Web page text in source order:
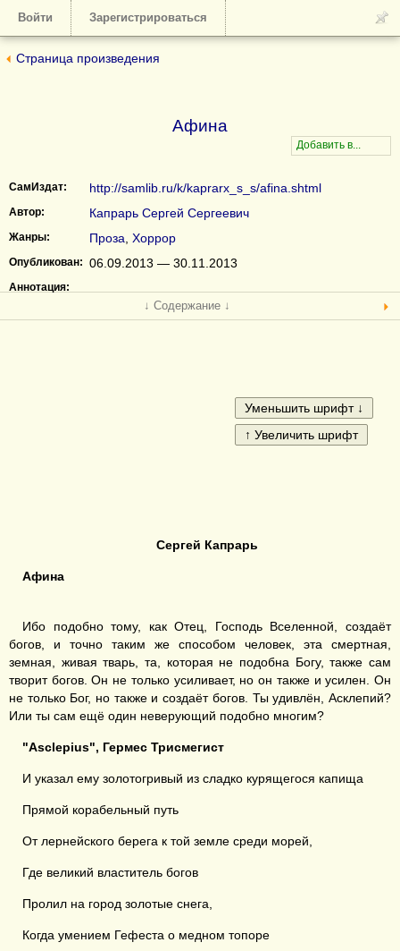
Войти Зарегистрироваться
Страница произведения
Афина
СамИздат: http://samlib.ru/k/kaprarx_s_s/afina.shtml
Автор: Капрарь Сергей Сергеевич
Жанры: Проза Хоррор
Опубликован: 06.09.2013 — 30.11.2013
Аннотация:
↓ Содержание ↓
Сергей Капрарь
Афина
Ибо подобно тому, как Отец, Господь Вселенной, создаёт
богов, и точно таким же способом человек, эта смертная,
земная, живая тварь, та, которая не подобна Богу, также сам
творит богов. Он не только усиливает, но он также и усилен. Он
не только Бог, но также и создаёт богов. Ты удивлён, Асклепий?
Или ты сам ещё один неверующий подобно многим?
"Asclepius", Гермес Трисмегист
И указал ему золотогривый из сладко курящегося капища
Прямой корабельный путь
От лернейского берега к той земле среди морей,
Где великий властитель богов
Пролил на город золотые снега,
Когда умением Гефеста о медном топоре